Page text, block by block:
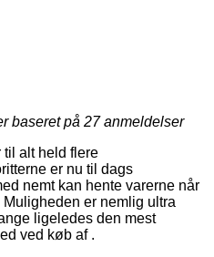
baseret på 27anmeldelser
til alt held flere
er nu til dags
nemt kan hente varerne når
er nemlig ultra
ligeledes den mest
ved køb af .